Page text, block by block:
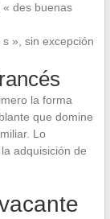
des buenas
», sin excepción
la forma
que domine
Lo
adquisición de